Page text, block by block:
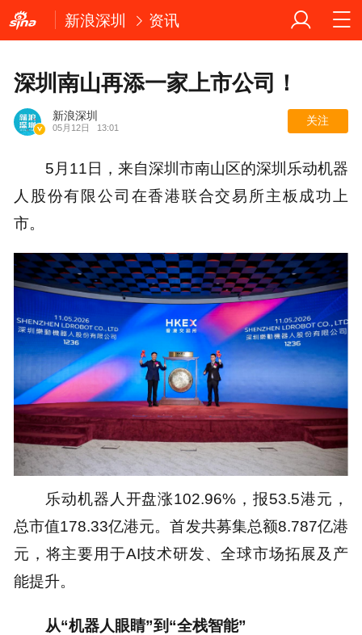
新浪深圳 资讯
深圳南山再添一家上市公司！
新浪深圳
05月12日 13:01
关注
5月11日，来自深圳市南山区的深圳乐动机器
人股份有限公司在香港联合交易所主板成功上
市。
乐动机器人开盘涨102.96%，报53.5港元，
总市值178.33亿港元。首发共募集总额8.787亿港
元，将主要用于AI技术研发、全球市场拓展及产
能提升。
从“机器人眼睛”到“全栈智能”